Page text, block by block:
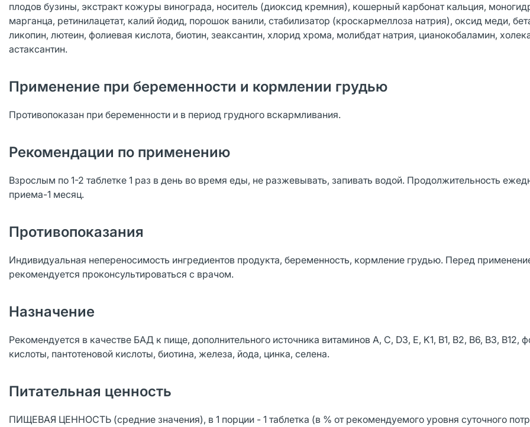
плодов бузины, экстракт кожуры винограда, носитель (диоксид кремния), кошерный карбонат кальция,
марганца, ретинилацетат, калий йодид, порошок ванили, стабилизатор (кроскармеллоза натрия), оксид меди,
ликопин, лютеин, фолиевая кислота, биотин, зеаксантин, хлорид хрома, молибдат натрия, цианокобаламин,
астаксантин.
Применение при беременности и кормлении грудью
Противопоказан при беременности и в период грудного вскармливания.
Рекомендации по применению
Взрослым по 1-2 таблетке 1 раз в день во время еды, не разжевывать, запивать водой. Продолжительность
приема-1 месяц.
Противопоказания
Индивидуальная непереносимость ингредиентов продукта, беременность, кормление грудью. Перед
рекомендуется проконсультироваться с врачом.
Назначение
Рекомендуется в качестве БАД к пище, дополнительного источника витаминов A, C, D3, E, K1, B1, B2, B6, B3, B12,
кислоты, пантотеновой кислоты, биотина, железа, йода, цинка, селена.
Питательная ценность
ПИЩЕВАЯ ЦЕННОСТЬ (средние значения), в 1 порции - 1 таблетка (в % от рекомендуемого уровня суточного